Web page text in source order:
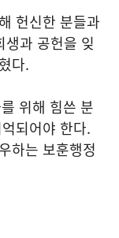
헌신한 분들과
과 공헌을 잊
다.
위해 힘쓴 분
되어야 한다.
하는 보훈행정